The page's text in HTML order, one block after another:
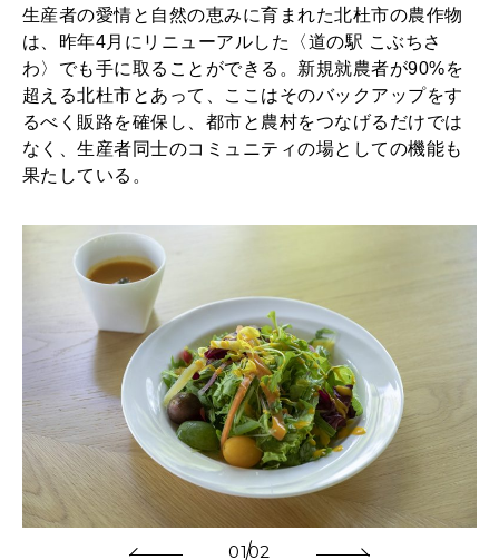
生産者の愛情と自然の恵みに育まれた北杜市の農作物
は、昨年4月にリニューアルした〈道の駅 こぶちさ
わ〉でも手に取ることができる。新規就農者が90%を
超える北杜市とあって、ここはそのバックアップをす
るべく販路を確保し、都市と農村をつなげるだけでは
なく、生産者同士のコミュニティの場としての機能も
果たしている。
0102